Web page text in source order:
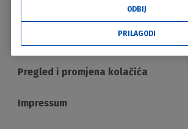
Pregled i promjena kolačića
Impressum
ODBIJ
PRILAGODI